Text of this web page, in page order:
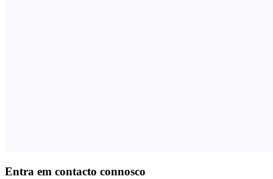
Entra em contacto connosco